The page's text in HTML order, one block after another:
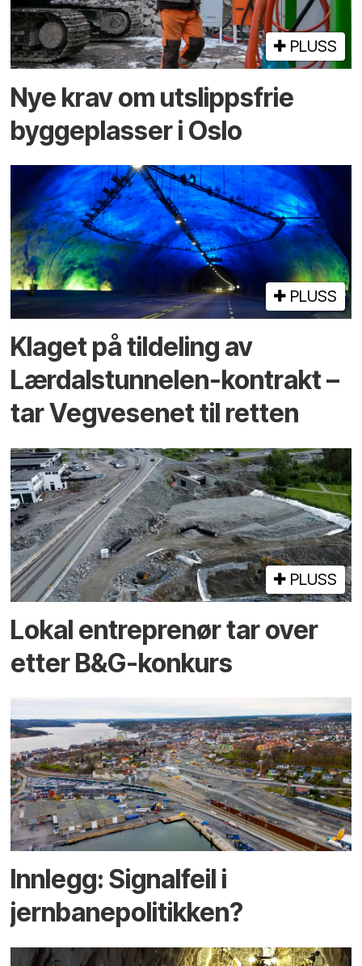
PLUSS
Nye krav om utslippsfrie
byggeplasser i Oslo
PLUSS
Klaget på tildeling av
Lærdalstunnelen-kontrakt –
tar Vegvesenet til retten
PLUSS
Lokal entreprenør tar over
etter B&G-konkurs
Innlegg: Signalfeil i
jernbanepolitikken?